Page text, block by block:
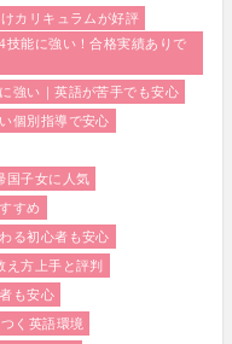
カリキュラムが好評
能に強い！合格実績ありで
強い｜英語が苦手でも安心
個別指導で安心
国子女に人気
すめ
る初心者も安心
方上手と評判
も安心
く英語環境